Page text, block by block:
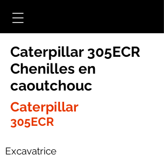
Caterpillar 305ECR
Chenilles en
caoutchouc
Caterpillar
305ECR
Excavatrice